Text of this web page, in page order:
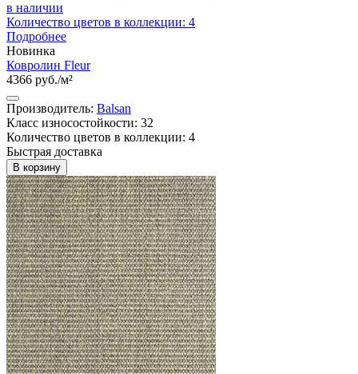
в наличии
Количество цветов в коллекции: 4
Подробнее
Новинка
Ковролин Fleur
4366 руб./м²
Производитель: Balsan
Класс износостойкости: 32
Количество цветов в коллекции: 4
Быстрая доставка
В корзину